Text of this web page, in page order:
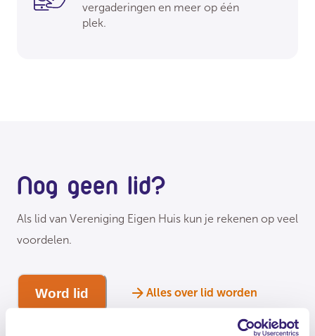
vergaderingen en meer op één
plek.
Nog geen lid?
Als lid van Vereniging Eigen Huis kun je rekenen op veel
voordelen.
Word lid Alles over lid worden